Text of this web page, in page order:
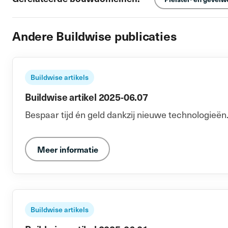
Andere Buildwise publicaties
Buildwise artikels
Buildwise artikel 2025-06.07
Bespaar tijd én geld dankzij nieuwe technologieën.
Meer informatie
Buildwise artikels